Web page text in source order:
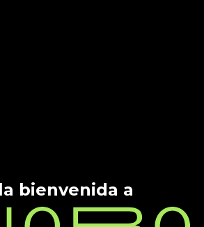
bienvenida a